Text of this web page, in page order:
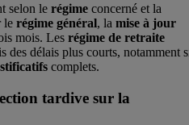
selon le régime concerné et la
le régime général, la mise à jour
mois. Les régime de retraite
des délais plus courts, notamment
complets.
tardive sur la